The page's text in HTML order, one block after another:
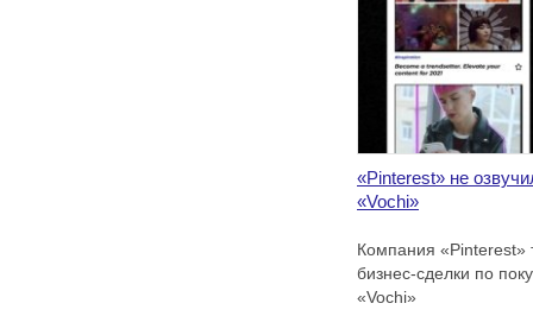
«Pinterest» не
«Vochi»
Компания «Pinterest»
бизнес-сделки по
«Vochi»